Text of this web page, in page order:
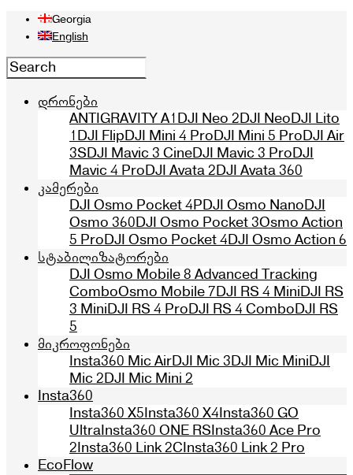
Georgia
English
დრონები
ANTIGRAVITY A1DJI Neo 2DJI NeoDJI Lito
1DJI FlipDJI Mini 4 ProDJI Mini 5 ProDJI Air
3SDJI Mavic 3 CineDJI Mavic 3 ProDJI
Mavic 4 ProDJI Avata 2DJI Avata 360
კამერები
DJI Osmo Pocket 4PDJI Osmo NanoDJI
Osmo 360DJI Osmo Pocket 3Osmo Action
5 ProDJI Osmo Pocket 4DJI Osmo Action 6
სტაბილიზატორები
DJI Osmo Mobile 8 Advanced Tracking
ComboOsmo Mobile 7DJI RS 4 MiniDJI RS
3 MiniDJI RS 4 ProDJI RS 4 ComboDJI RS
5
მიკროფონები
Insta360 Mic AirDJI Mic 3DJI Mic MiniDJI
Mic 2DJI Mic Mini 2
Insta360
Insta360 X5Insta360 X4Insta360 GO
UltraInsta360 ONE RSInsta360 Ace Pro
2Insta360 Link 2CInsta360 Link 2 Pro
EcoFlow